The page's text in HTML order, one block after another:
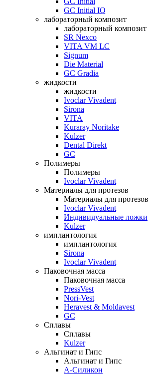
GC Initial IQ
лабораторный композит
лабораторный композит
SR Nexco
VITA VM LC
Signum
Die Material
GC Gradia
жидкости
жидкости
Ivoclar Vivadent
Sirona
VITA
Kuraray Noritake
Kulzer
Dental Direkt
GC
Полимеры
Полимеры
Ivoclar Vivadent
Материалы для протезов
Материалы для протезов
Ivoclar Vivadent
Индивидуальные ложки
Kulzer
имплантология
имплантология
Sirona
Ivoclar Vivadent
Паковочная масса
Паковочная масса
PressVest
Nori-Vest
Heravest & Moldavest
GC
Сплавы
Сплавы
Kulzer
Альгинат и Гипс
Альгинат и Гипс
A-Силикон